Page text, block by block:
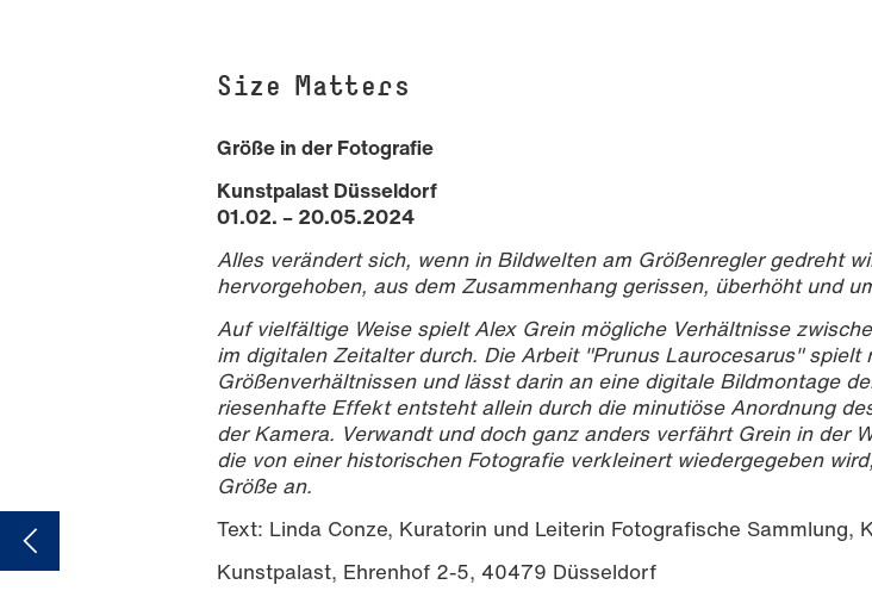
Alex Grein, Prunus Laurocesarus, 2018, 43,2 x 33 cm © Alex Grein und Galerie
Size Matters
Größe in der Fotografie
Kunstpalast Düsseldorf
01.02. – 20.05.2024
Alles verändert sich, wenn in Bildwelten am Größenregler gedreht
hervorgehoben, aus dem Zusammenhang gerissen, überhöht und
Auf vielfältige Weise spielt Alex Grein mögliche Verhältnisse
im digitalen Zeitalter durch. Die Arbeit "Prunus Laurocesarus" spielt
Größenverhältnissen und lässt darin an eine digitale Bildmontage
riesenhafte Effekt entsteht allein durch die minutiöse Anordnung
der Kamera. Verwandt und doch ganz anders verfährt Grein in der
die von einer historischen Fotografie verkleinert wiedergegeben
Größe an.
Text: Linda Conze, Kuratorin und Leiterin Fotografische Sammlung,
Kunstpalast, Ehrenhof 2-5, 40479 Düsseldorf